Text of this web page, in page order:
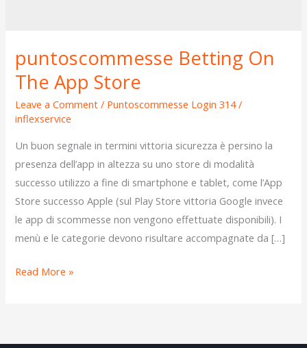
‎puntoscommesse Betting On
The App Store
Leave a Comment / Puntoscommesse Login 314/
inflexservice
Un buon segnale in termini vittoria sicurezza è persino la
presenza dell’app in altezza su uno store di modalità
successo utilizzo a fine di smartphone e tablet, come l’App
Store successo Apple (sul Play Store vittoria Google invece
le app di scommesse non vengono effettuate disponibili). I
menù e le categorie devono risultare accompagnate da […]
‎puntoscommesse
Betting
On
The
Store
Read More »